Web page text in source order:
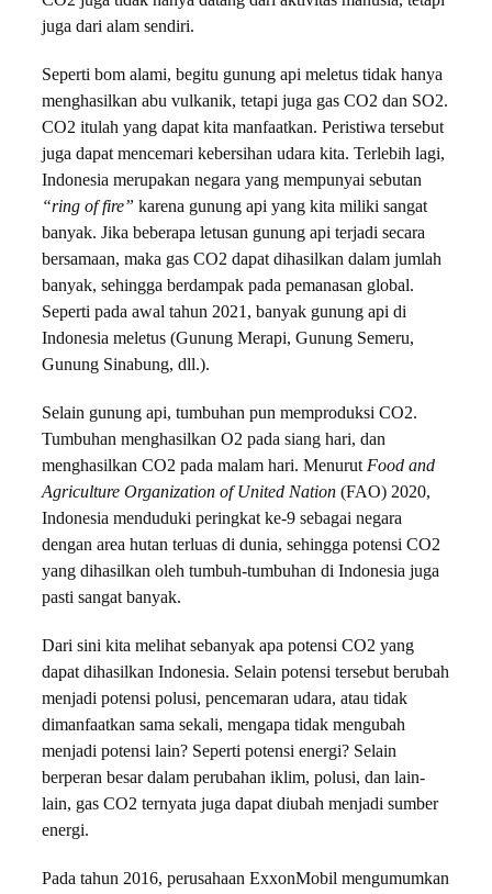
juga dari alam sendiri.
Seperti bom alami, begitu gunung api meletus tidak hanya
menghasilkan abu vulkanik, tetapi juga gas CO2 dan SO2.
CO2 itulah yang dapat kita manfaatkan. Peristiwa tersebut
juga dapat mencemari kebersihan udara kita. Terlebih lagi,
Indonesia merupakan negara yang mempunyai sebutan
“ring of fire” karena gunung api yang kita miliki sangat
banyak. Jika beberapa letusan gunung api terjadi secara
bersamaan, maka gas CO2 dapat dihasilkan dalam jumlah
banyak, sehingga berdampak pada pemanasan global.
Seperti pada awal tahun 2021, banyak gunung api di
Indonesia meletus (Gunung Merapi, Gunung Semeru,
Gunung Sinabung, dll.).
Selain gunung api, tumbuhan pun memproduksi CO2.
Tumbuhan menghasilkan O2 pada siang hari, dan
menghasilkan CO2 pada malam hari. MenurutFood and
Agriculture Organization of United Nation (FAO) 2020,
Indonesia menduduki peringkat ke-9 sebagai negara
dengan area hutan terluas di dunia, sehingga potensi CO2
yang dihasilkan oleh tumbuh-tumbuhan di Indonesia juga
pasti sangat banyak.
Dari sini kita melihat sebanyak apa potensi CO2 yang
dapat dihasilkan Indonesia. Selain potensi tersebut berubah
menjadi potensi polusi, pencemaran udara, atau tidak
dimanfaatkan sama sekali, mengapa tidak mengubah
menjadi potensi lain? Seperti potensi energi? Selain
berperan besar dalam perubahan iklim, polusi, dan lain-
lain, gas CO2 ternyata juga dapat diubah menjadi sumber
energi.
Pada tahun 2016, perusahaan ExxonMobil mengumumkan